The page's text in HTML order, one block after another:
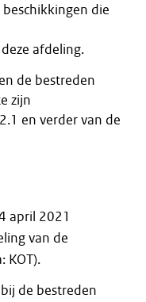
die
afdeling.
de bestreden
zijn
en verder van de
april 2021
van de
KOT).
de bestreden